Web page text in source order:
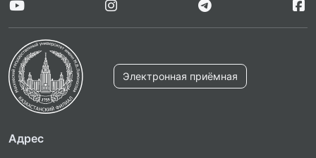
Электронная приёмная
Адрес